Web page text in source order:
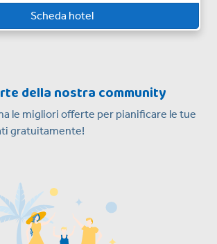
Scheda hotel
della nostra community
le migliori offerte per pianificare le tue
gratuitamente!